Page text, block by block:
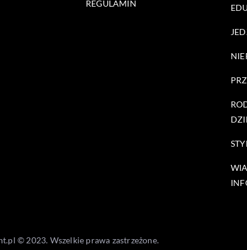
REGULAMIN
© 2023. Wszelkie prawa zastrzeżone.